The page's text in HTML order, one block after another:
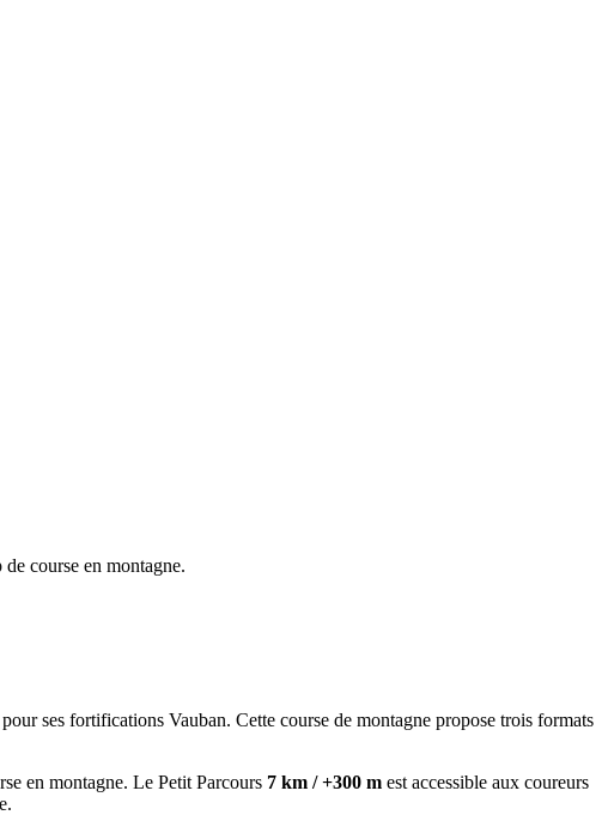
course en montagne.
ses fortifications Vauban. Cette course de montagne propose trois formats
en montagne. Le Petit Parcours 7 km / +300 m est accessible aux coureurs